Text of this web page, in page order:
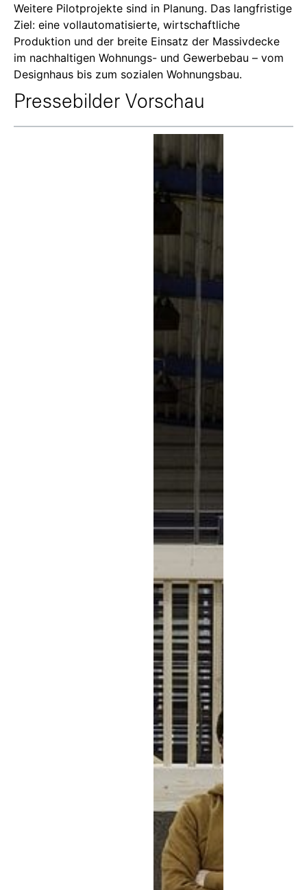
Weitere Pilotprojekte sind in Planung. Das langfristige
Ziel: eine vollautomatisierte, wirtschaftliche
Produktion und der breite Einsatz der Massivdecke
im nachhaltigen Wohnungs- und Gewerbebau – vom
Designhaus bis zum sozialen Wohnungsbau.
Pressebilder Vorschau